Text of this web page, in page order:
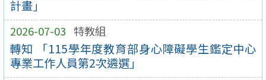
計畫」
2026-07-03 特教組
轉知 「115學年度教育部身心障礙學生鑑定中心
專業工作人員第2次遴選」